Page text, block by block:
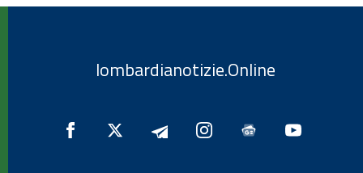
lombardianotizie.Online